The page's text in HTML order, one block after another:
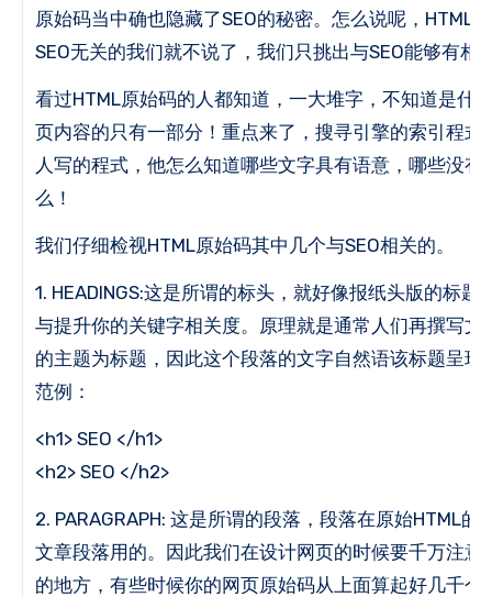
原始码当中确也隐藏了SEO的秘密。怎么说呢，HTML
SEO无关的我们就不说了，我们只挑出与SEO能够有相
看过HTML原始码的人都知道，一大堆字，不知道是什
页内容的只有一部分！重点来了，搜寻引擎的索引程
人写的程式，他怎么知道哪些文字具有语意，哪些没
么！
我们仔细检视HTML原始码其中几个与SEO相关的。
1. HEADINGS:这是所谓的标头，就好像报纸头版的标
与提升你的关键字相关度。 原理就是通常人们再撰写
的主题为标题，因此这个段落的文字自然语该标题呈现
范例：
<h1>SEO </h1>
<h2>SEO </h2>
2. PARAGRAPH: 这是所谓的段落，段落在原始HTML
文章段落用的。 因此我们在设计网页的时候要千万注意
的地方，有些时候你的网页原始码从上面算起好几千个